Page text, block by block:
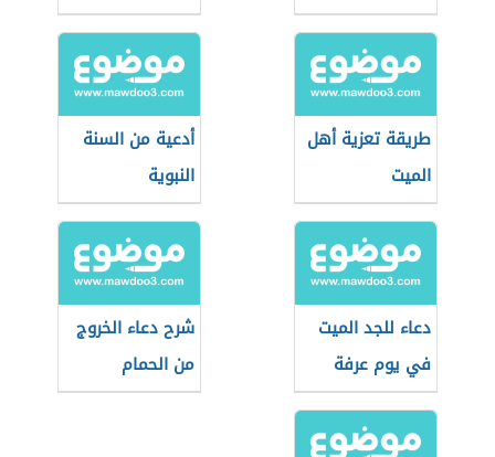
طريقة تعزية أهل
الميت
أدعية من السنة
النبوية
دعاء للجد الميت
في يوم عرفة
شرح دعاء الخروج
من الحمام
للأطفال